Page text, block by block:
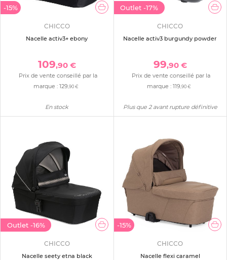
-15%
CHICCO
Nacelle activ3+ ebony
109,90 €
Prix de vente conseillé par la
marque : 129 ,90 €
En stock
Outlet -17%
CHICCO
Nacelle activ3 burgundy powder
99,90 €
Prix de vente conseillé par la
marque :119 ,90 €
Plus que 2 avant rupture définitive
Outlet -16%
CHICCO
Nacelle seety etna black
-15%
CHICCO
Nacelle flexi caramel